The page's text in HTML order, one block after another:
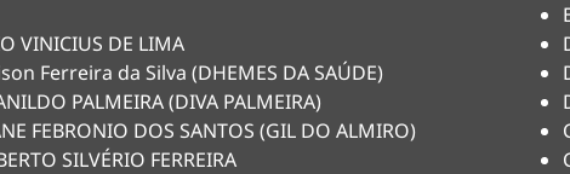
VINICIUS DE LIMA
Ferreira da Silva (DHEMES DA SAÚDE)
PALMEIRA (DIVA PALMEIRA)
FEBRONIO DOS SANTOS (GIL DO ALMIRO)
SILVÉRIO FERREIRA